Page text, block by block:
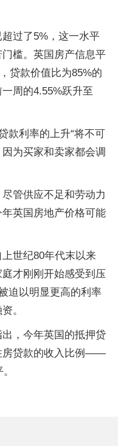
过了5%，这一水平
槛。英国房产信息平
贷款价值比为85%的
周的4.55%跃升至
款利率的上升“将不可
为买家和卖家都会调
管供应不足和劳动力
英国房地产价格可能
世纪80年代末以来
才刚刚开始感受到压
迫以明显更高的利率
。
，今年英国的抵押贷
贷款的收入比例——